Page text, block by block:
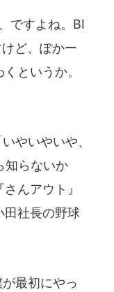
ですよね。BI
ど、ぽかー
というか。
やいやいや、
知らないか
んアウト』
田社長の野球
最初にやっ